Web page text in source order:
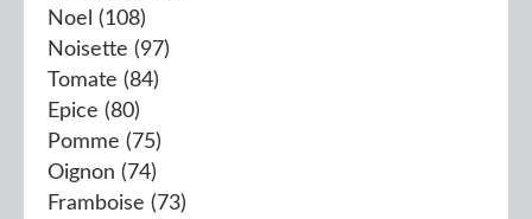
Noel (108)
Noisette (97)
Tomate (84)
Epice (80)
Pomme (75)
Oignon (74)
Framboise (73)